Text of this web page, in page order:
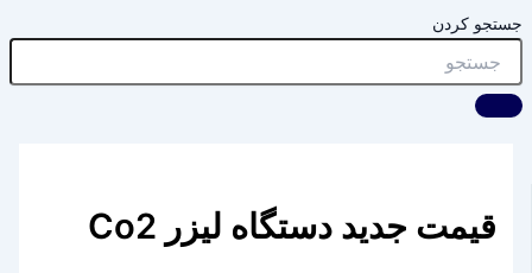
جستجو کردن
قیمت جدید دستگاه لیزر Co2